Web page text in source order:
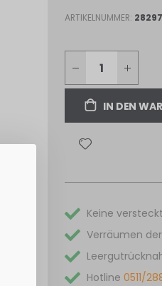
ARTIKELNUMMER
IN DEN
Keine
Verräumen
Hotline 0511/